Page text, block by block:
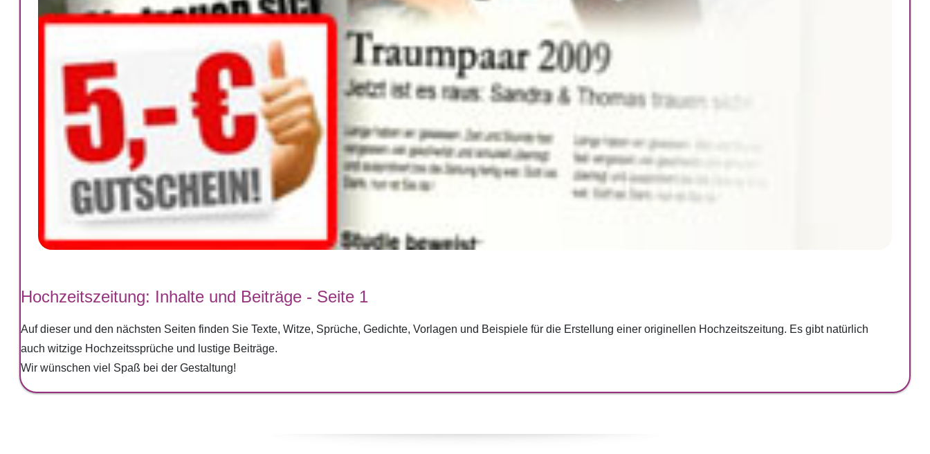
Hochzeitszeitung: Inhalte und Beiträge - Seite 1
Auf dieser und den nächsten Seiten finden Sie Texte, Witze, Sprüche, Gedichte, Vorlagen und Beispiele für die Erstellung einer originellen Hochzeitszeitung. Es gibt natürlich
auch witzige Hochzeitssprüche und lustige Beiträge.
Wir wünschen viel Spaß bei der Gestaltung!